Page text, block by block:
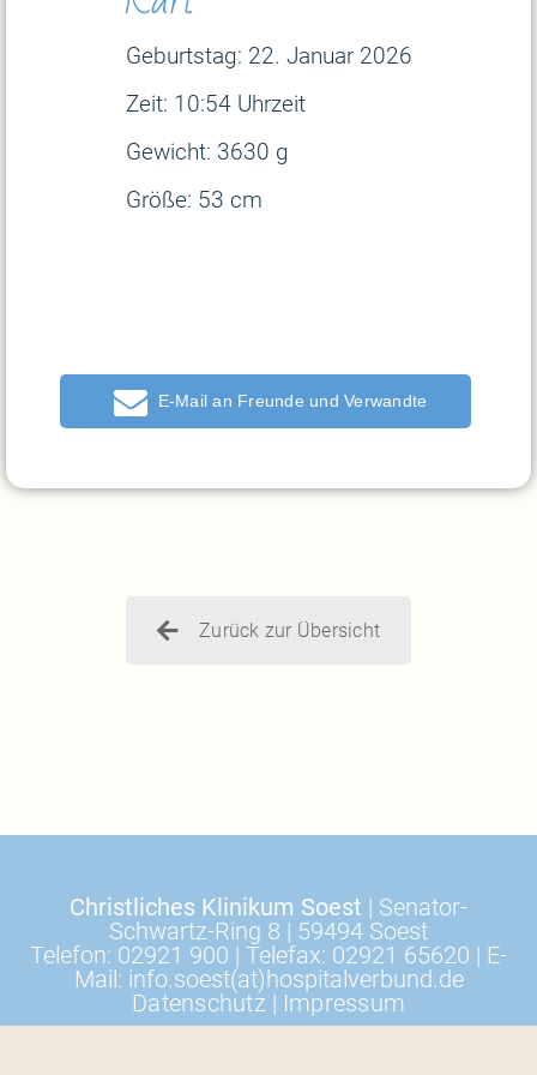
Geburtstag: 22. Januar 2026
Zeit: 10:54 Uhrzeit
Gewicht: 3630 g
Größe: 53 cm
E-Mail
Zurück zur Übersicht
Christliches Klinikum Soest | Senator-
Schwartz-Ring 8 | 59494 Soest
Telefon: 02921 900 | Telefax: 02921 65620 | E-
Mail: info.soest(at)hospitalverbund.de
Datenschutz | Impressum